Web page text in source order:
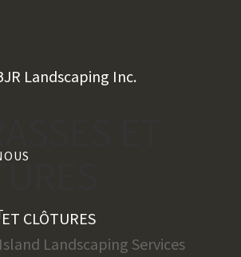
ET
CLÔTURES